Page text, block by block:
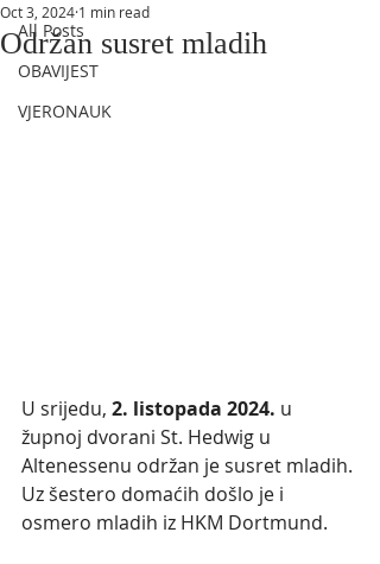
All Posts
OBAVIJEST
VJERONAUK
Održan susret mladih
Oct 3, 2024 1 min read
U srijedu, 2. listopada 2024. u
župnoj dvorani St. Hedwig u
Altenessenu održan je susret mladih.
Uz šestero domaćih došlo je i
osmero mladih iz HKM Dortmund.